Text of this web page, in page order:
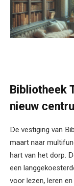
Bibliotheek
nieuw
De vestiging van
maart naar
hart van het dorp.
een
voor lezen, leren